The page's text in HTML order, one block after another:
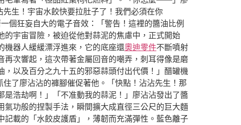
生！宇宙水餃快要拉肚子了！我們必須在你
個狂妄自大的電子音效：「警告！這裡的醬油比例
宇宙冒險，被迫從他對蒜泥的焦慮中，正式開始
機器人緩緩漂浮進來，它的底座還奧迪零件不斷噴射
次響起，這次帶著金屬回音的嘲弄，刺耳得像是磨
以及百分之九十五的邪惡蒜頭付出代價！」醋罐機
了廖沾沾的褲腳催促著他。「快點！沾沾先生！那
浩劫啊！」「不准動我的蒜泥！」廖沾沾發出了醬
功般的捏製手法，瞬間擴大成直徑三公尺的巨大麵
載的「水餃皮護盾」，薄韌而充滿彈性。藍色離子